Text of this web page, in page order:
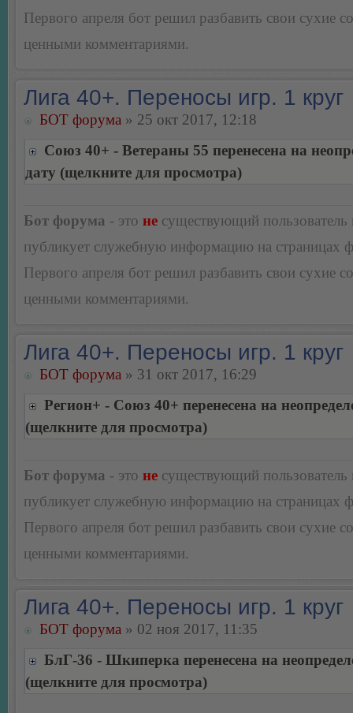
Первого апреля бот решил разбавить свои сухие
ценными комментариями.
Лига 40+. Переносы игр. 1 круг
БОТ форума » 25 окт 2017, 12:18
Союз 40+ - Ветераны 55 перенесена на
дату (щелкните для просмотра)
Бот форума - это не существующий пользователь
публикует служебную информацию на страницах
Первого апреля бот решил разбавить свои сухие
ценными комментариями.
Лига 40+. Переносы игр. 1 круг
БОТ форума » 31 окт 2017, 16:29
Регион+ - Союз 40+ перенесена на
(щелкните для просмотра)
Бот форума - это не существующий пользователь
публикует служебную информацию на страницах
Первого апреля бот решил разбавить свои сухие
ценными комментариями.
Лига 40+. Переносы игр. 1 круг
БОТ форума » 02 ноя 2017, 11:35
БлГ-36 - Шкиперка перенесена на
(щелкните для просмотра)